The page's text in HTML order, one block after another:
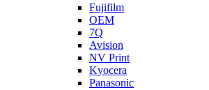
Fujifilm
OEM
7Q
Avision
NV Print
Kyocera
Panasonic